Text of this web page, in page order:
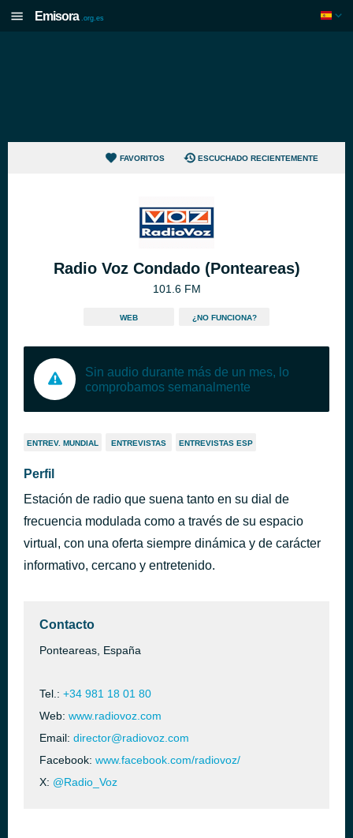
Emisora .org.es
FAVORITOS ESCUCHADO RECIENTEMENTE
Radio Voz Condado (Ponteareas)
101.6 FM
WEB ¿NO FUNCIONA?
Sin audio durante más de un mes, lo
comprobamos semanalmente
ENTREV. MUNDIAL ENTREVISTAS ENTREVISTAS ESP
Perfil
Estación de radio que suena tanto en su dial de
frecuencia modulada como a través de su espacio
virtual, con una oferta siempre dinámica y de carácter
informativo, cercano y entretenido.
Contacto
Ponteareas, España
Tel.: +34 981 18 01 80
Web: www.radiovoz.com
Email: director@radiovoz.com
Facebook: www.facebook.com/radiovoz/
X: @Radio_Voz